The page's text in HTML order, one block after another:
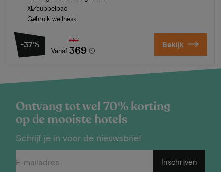
XL bubbelbad
Gebruik wellness
-37%
Vanaf
587
369 Bekijk
Ontvang tot wel 70% korting
op de mooiste hotels
Schrijf je in voor de nieuwsbrief
Inschrijven